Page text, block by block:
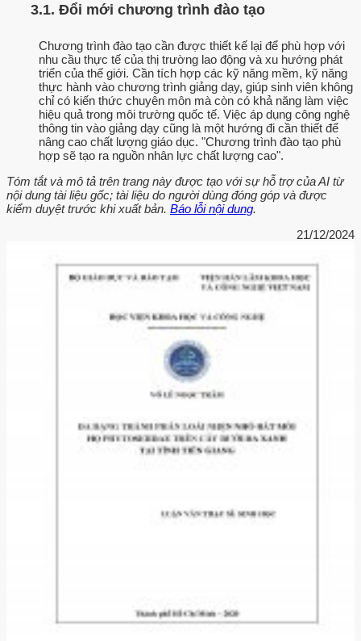
3.1. Đổi mới chương trình đào tạo
Chương trình đào tạo cần được thiết kế lại để phù hợp với
nhu cầu thực tế của thị trường lao động và xu hướng phát
triển của thế giới. Cần tích hợp các kỹ năng mềm, kỹ năng
thực hành vào chương trình giảng dạy, giúp sinh viên không
chỉ có kiến thức chuyên môn mà còn có khả năng làm việc
hiệu quả trong môi trường quốc tế. Việc áp dụng công nghệ
thông tin vào giảng dạy cũng là một hướng đi cần thiết để
nâng cao chất lượng giáo dục. "Chương trình đào tạo phù
hợp sẽ tạo ra nguồn nhân lực chất lượng cao".
Tóm tắt và mô tả trên trang này được tạo với sự hỗ trợ của AI từ
nội dung tài liệu gốc; tài liệu do người dùng đóng góp và được
kiểm duyệt trước khi xuất bản. Báo lỗi nội dung.
21/12/2024